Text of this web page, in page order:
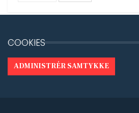
COOKIES
ADMINISTRÉR SAMTYKKE